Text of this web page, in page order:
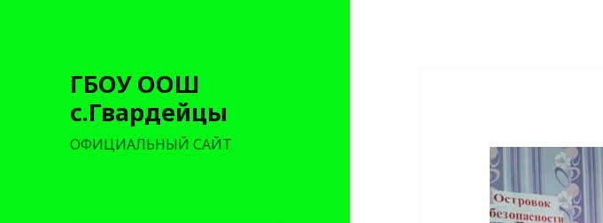
ГБОУ ООШ
с.Гвардейцы
ОФИЦИАЛЬНЫЙ САЙТ